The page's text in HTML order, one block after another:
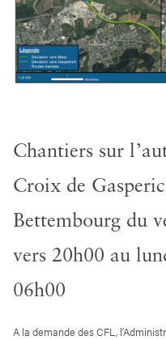
Chantiers sur
Croix de
Bettembourg du
vers 20h00 au
06h00
A la demande des CFL,